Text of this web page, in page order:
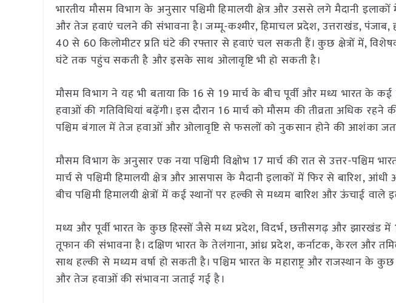
भारतीय मौसम विभाग के अनुसार पश्चिमी हिमालयी क्षेत्र और उससे लगे मैदानी
और तेज हवाएं चलने की संभावना है। जम्मू-कश्मीर, हिमाचल प्रदेश, उत्तराखंड, पंजाब,
40 से 60 किलोमीटर प्रति घंटे की रफ्तार से हवाएं चल सकती हैं। कुछ क्षेत्रों में,
घंटे तक पहुंच सकती है और इसके साथ ओलावृष्टि भी हो सकती है।
मौसम विभाग ने यह भी बताया कि 16 से 19 मार्च के बीच पूर्वी और मध्य भारत
हवाओं की गतिविधियां बढ़ेंगी। इस दौरान 16 मार्च को मौसम की तीव्रता अधिक
पश्चिम बंगाल में तेज हवाओं और ओलावृष्टि से फसलों को नुकसान होने की आशंका
मौसम विभाग के अनुसार एक नया पश्चिमी विक्षोभ 17 मार्च की रात से उत्तर-पश्चिम
मार्च से पश्चिमी हिमालयी क्षेत्र और आसपास के मैदानी इलाकों में फिर से बारिश,
बीच पश्चिमी हिमालयी क्षेत्रों में कई स्थानों पर हल्की से मध्यम बारिश और ऊंचाई वाले
मध्य और पूर्वी भारत के कुछ हिस्सों जैसे मध्य प्रदेश, विदर्भ, छत्तीसगढ़ और झारखंड
तूफान की संभावना है। दक्षिण भारत के तेलंगाना, आंध्र प्रदेश, कर्नाटक, केरल और
साथ हल्की से मध्यम वर्षा हो सकती है। पश्चिम भारत के महाराष्ट्र और राजस्थान के
और तेज हवाओं की संभावना जताई गई है।